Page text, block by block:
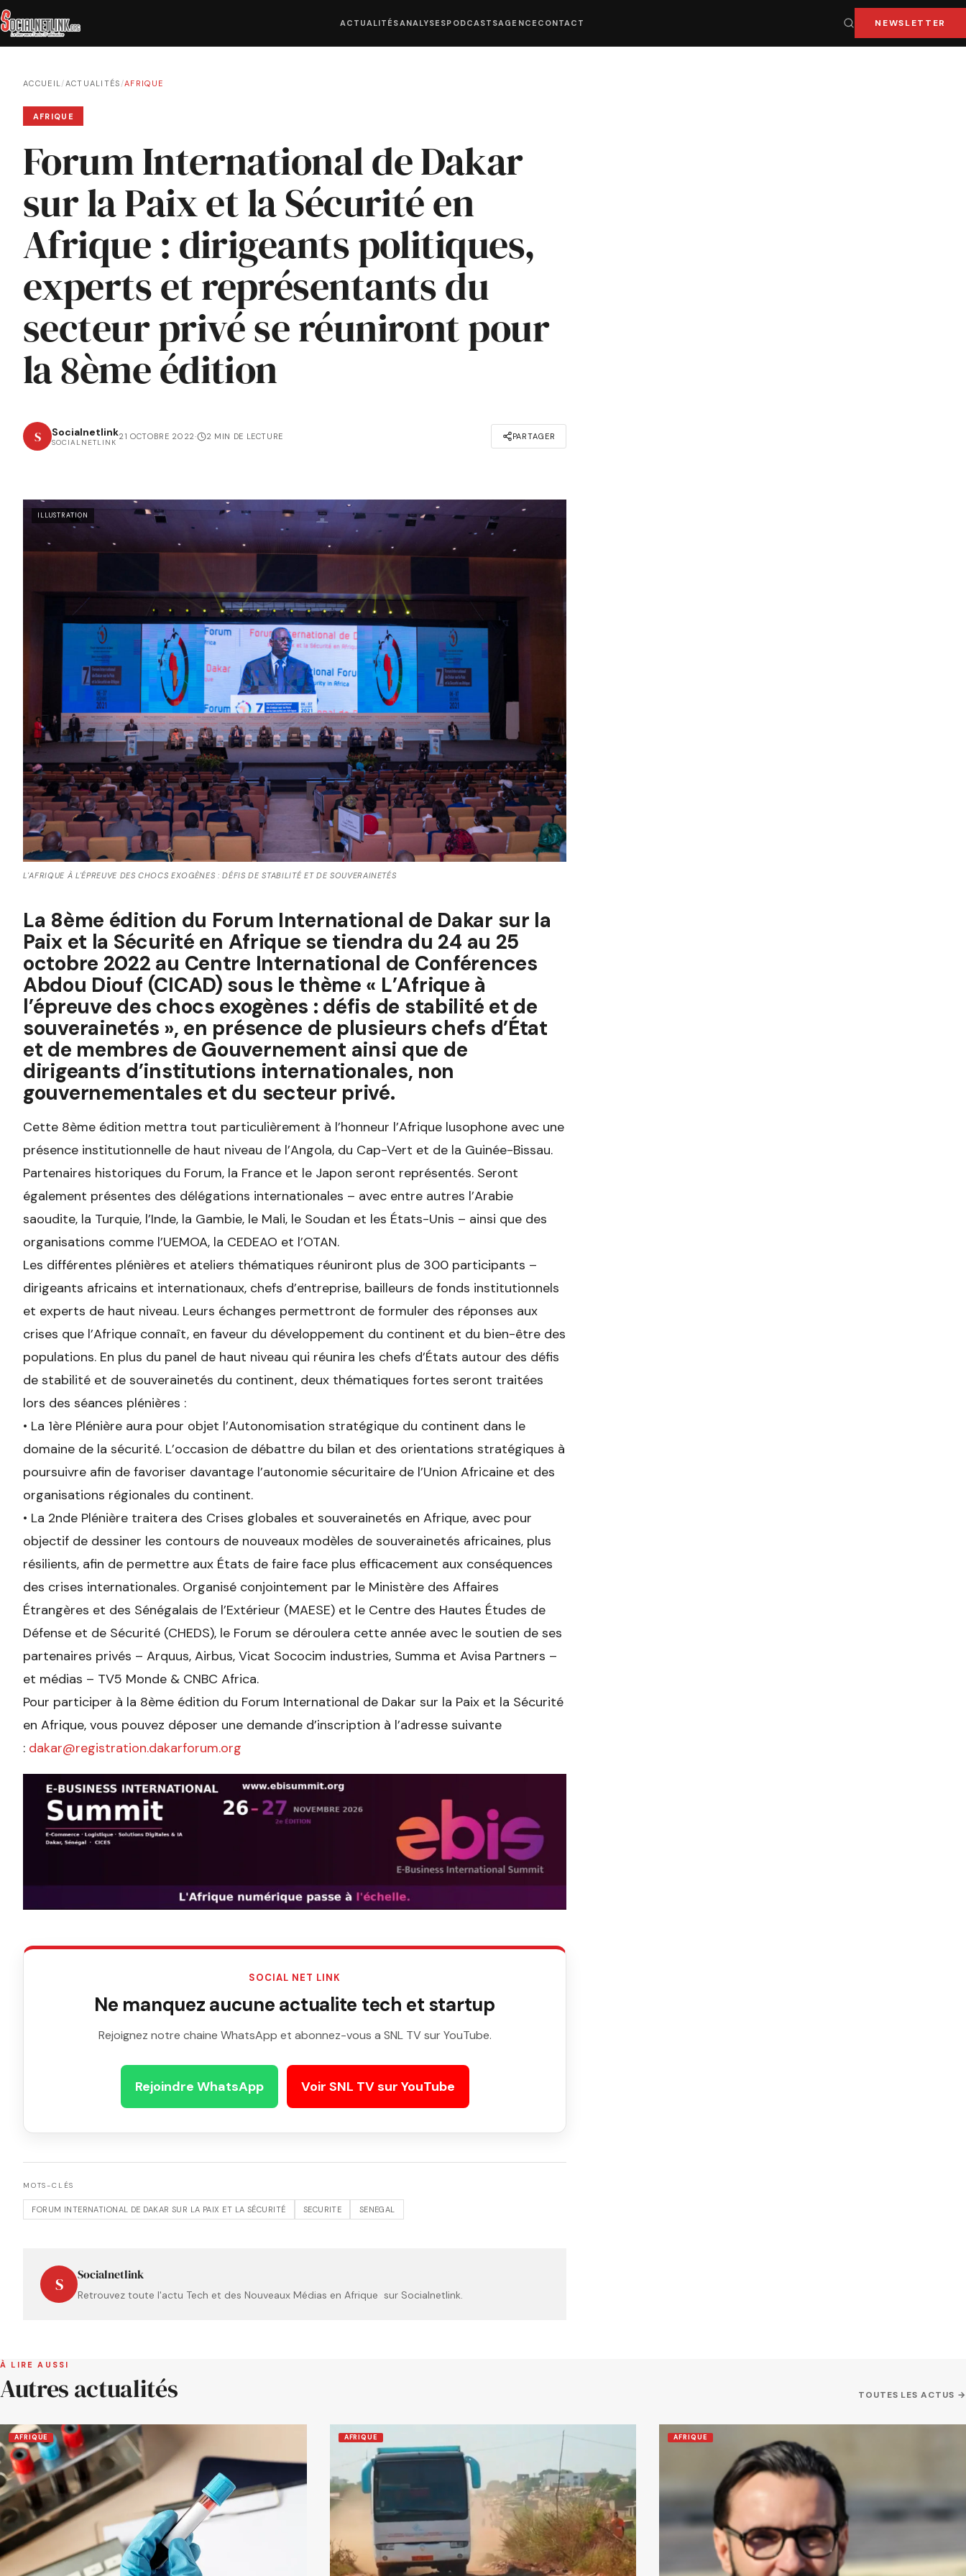
ACTUALITÉSANALYSESPODCASTSAGENCE CONTACT NEWSLETTER
ACCUEIL/ACTUALITÉS /AFRIQUE
AFRIQUE
Forum International de Dakar
sur la Paix et la Sécurité en
Afrique : dirigeants politiques,
experts et représentants du
secteur privé se réuniront pour
la 8ème édition
S Socialnetlink
SOCIALNETLINK
21 OCTOBRE 2022· 2 MIN DE LECTURE PARTAGER
ILLUSTRATION
L'AFRIQUE À L'ÉPREUVE DES CHOCS EXOGÈNES : DÉFIS DE STABILITÉ ET DE SOUVERAINETÉS
La 8ème édition du Forum International de Dakar sur la
Paix et la Sécurité en Afrique se tiendra du 24 au 25
octobre 2022 au Centre International de Conférences
Abdou Diouf (CICAD) sous le thème « L’Afrique à
l’épreuve des chocs exogènes : défis de stabilité et de
souverainetés », en présence de plusieurs chefs d’État
et de membres de Gouvernement ainsi que de
dirigeants d’institutions internationales, non
gouvernementales et du secteur privé.
Cette 8ème édition mettra tout particulièrement à l’honneur l’Afrique lusophone avec une
présence institutionnelle de haut niveau de l’Angola, du Cap-Vert et de la Guinée-Bissau.
Partenaires historiques du Forum, la France et le Japon seront représentés. Seront
également présentes des délégations internationales – avec entre autres l’Arabie
saoudite, la Turquie, l’Inde, la Gambie, le Mali, le Soudan et les États-Unis – ainsi que des
organisations comme l’UEMOA, la CEDEAO et l’OTAN.
Les différentes plénières et ateliers thématiques réuniront plus de 300 participants –
dirigeants africains et internationaux, chefs d’entreprise, bailleurs de fonds institutionnels
et experts de haut niveau. Leurs échanges permettront de formuler des réponses aux
crises que l’Afrique connaît, en faveur du développement du continent et du bien-être des
populations. En plus du panel de haut niveau qui réunira les chefs d’États autour des défis
de stabilité et de souverainetés du continent, deux thématiques fortes seront traitées
lors des séances plénières :
• La 1ère Plénière aura pour objet l’Autonomisation stratégique du continent dans le
domaine de la sécurité. L’occasion de débattre du bilan et des orientations stratégiques à
poursuivre afin de favoriser davantage l’autonomie sécuritaire de l’Union Africaine et des
organisations régionales du continent.
• La 2nde Plénière traitera des Crises globales et souverainetés en Afrique, avec pour
objectif de dessiner les contours de nouveaux modèles de souverainetés africaines, plus
résilients, afin de permettre aux États de faire face plus efficacement aux conséquences
des crises internationales. Organisé conjointement par le Ministère des Affaires
Étrangères et des Sénégalais de l’Extérieur (MAESE) et le Centre des Hautes Études de
Défense et de Sécurité (CHEDS), le Forum se déroulera cette année avec le soutien de ses
partenaires privés – Arquus, Airbus, Vicat Sococim industries, Summa et Avisa Partners –
et médias – TV5 Monde & CNBC Africa.
Pour participer à la 8ème édition du Forum International de Dakar sur la Paix et la Sécurité
en Afrique, vous pouvez déposer une demande d’inscription à l’adresse suivante
: dakar@registration.dakarforum.org
SOCIAL NET LINK
Ne manquez aucune actualite tech et startup
Rejoignez notre chaine WhatsApp et abonnez-vous a SNL TV sur YouTube.
Rejoindre WhatsApp Voir SNL TV sur YouTube
MOTS-CLÉS
FORUM INTERNATIONAL DE DAKAR SUR LA PAIX ET LA SÉCURITÉ SECURITE SENEGAL
S Socialnetlink
Retrouvez toute l'actu Tech et des Nouveaux Médias en Afrique sur Socialnetlink.
À LIRE AUSSI
Autres actualités TOUTES LES ACTUS →
AFRIQUE AFRIQUE AFRIQUE